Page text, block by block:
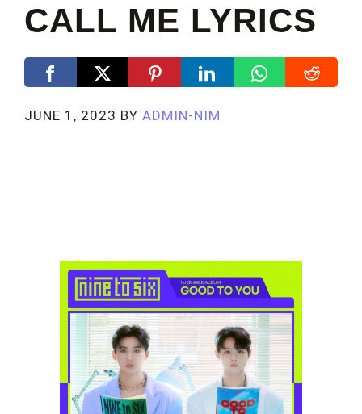
CALL ME LYRICS
JUNE 1, 2023 BY ADMIN-NIM